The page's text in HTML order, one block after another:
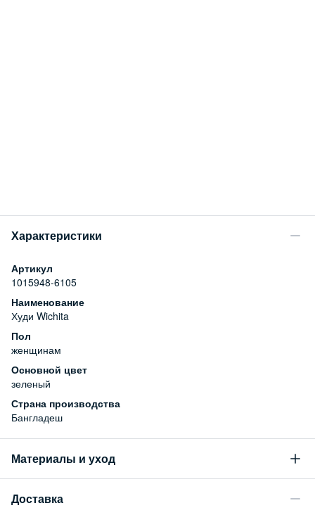
Характеристики
Артикул
1015948-6105
Наименование
Худи Wichita
Пол
женщинам
Основной цвет
зеленый
Страна производства
Бангладеш
Материалы и уход
100% хлопок
Доставка